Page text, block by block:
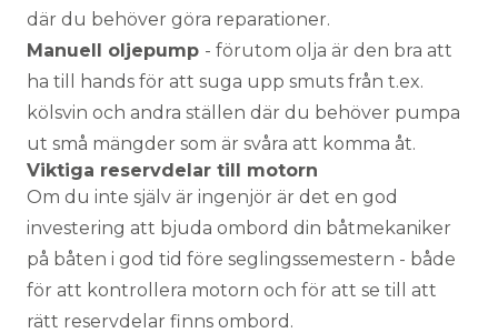
där du behöver göra reparationer.
Manuell oljepump - förutom olja är den bra att
ha till hands för att suga upp smuts från t.ex.
kölsvin och andra ställen där du behöver pumpa
ut små mängder som är svåra att komma åt.
Viktiga reservdelar till motorn
Om du inte själv är ingenjör är det en god
investering att bjuda ombord din båtmekaniker
på båten i god tid före seglingssemestern - både
för att kontrollera motorn och för att se till att
rätt reservdelar finns ombord.